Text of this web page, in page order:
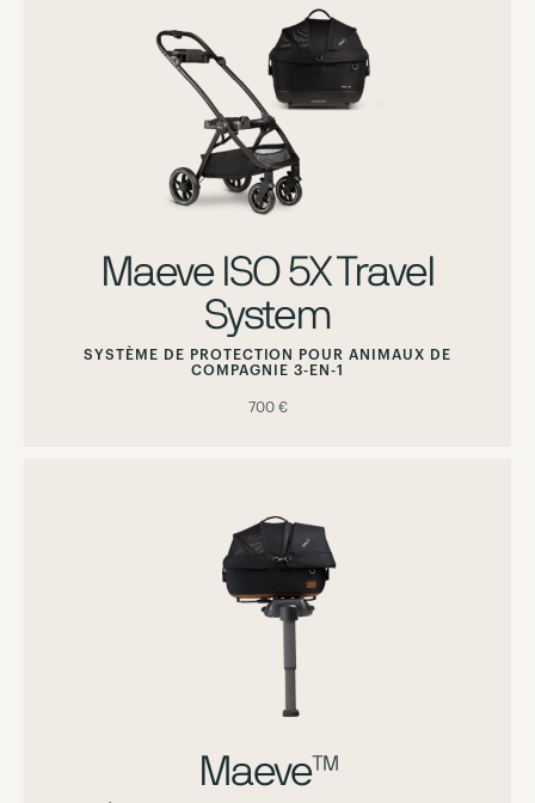
Maeve ISO 5X Travel
System
SYSTÈME DE PROTECTION POUR ANIMAUX DE
COMPAGNIE 3-EN-1
700 €
Maeve™